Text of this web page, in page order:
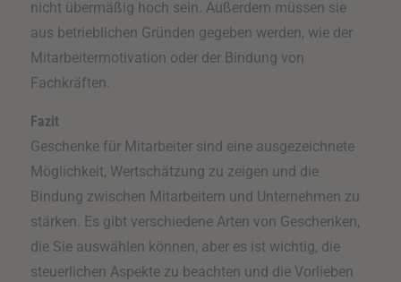
nicht übermäßig hoch sein. Außerdem müssen sie
aus betrieblichen Gründen gegeben werden, wie der
Mitarbeitermotivation oder der Bindung von
Fachkräften.
Fazit
Geschenke für Mitarbeiter sind eine ausgezeichnete
Möglichkeit, Wertschätzung zu zeigen und die
Bindung zwischen Mitarbeitern und Unternehmen zu
stärken. Es gibt verschiedene Arten von Geschenken,
die Sie auswählen können, aber es ist wichtig, die
steuerlichen Aspekte zu beachten und die Vorlieben